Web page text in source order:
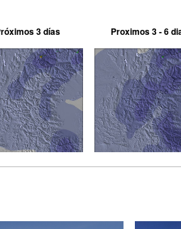
3 días Proximos 3 - 6